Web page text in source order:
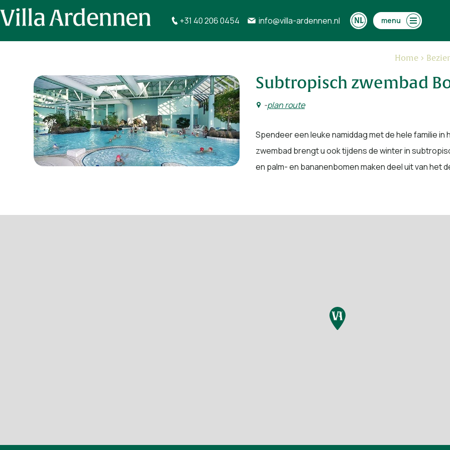
+31 40 206 0454 info@villa-ardennen.nl menu
Home
Subtropisch zwembad
-plan route
Spendeer een leuke namiddag met de hele familie
zwembad brengt u ook tijdens de winter in
en palm- en bananenbomen maken deel uit van het